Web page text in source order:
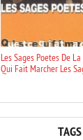
Les Sages Poetes De
Qui Fait Marcher Les
TAGS